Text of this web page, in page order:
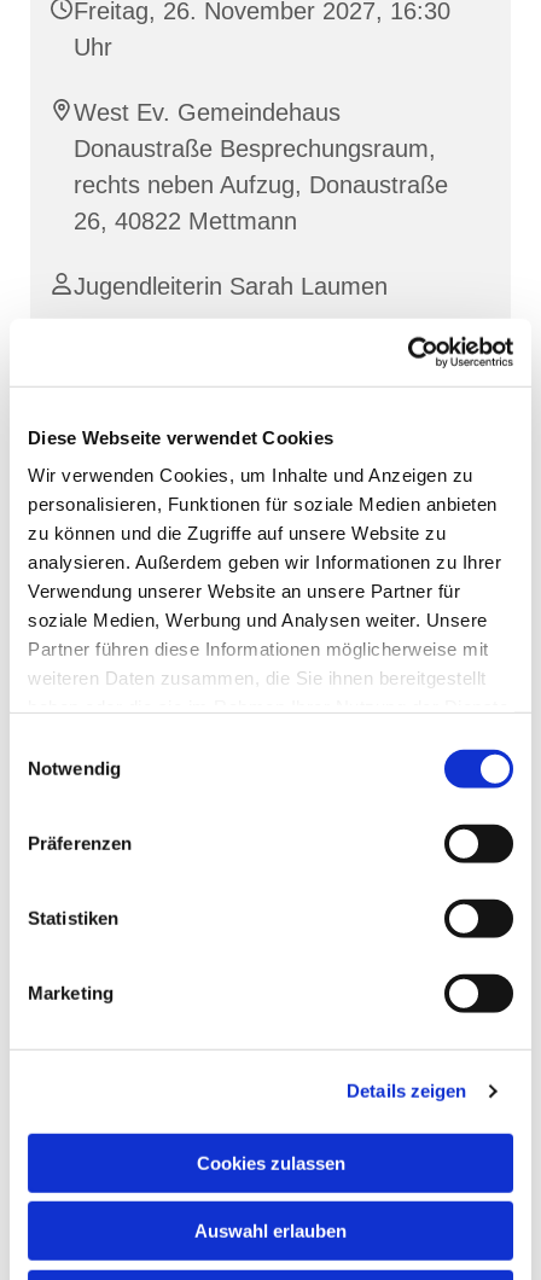
Diese Webseite verwendet Cookies
Wir verwenden Cookies, um Inhalte und Anzeigen zu
personalisieren, Funktionen für soziale Medien anbieten
zu können und die Zugriffe auf unsere Website zu
analysieren. Außerdem geben wir Informationen zu Ihrer
Verwendung unserer Website an unsere Partner für
soziale Medien, Werbung und Analysen weiter. Unsere
Partner führen diese Informationen möglicherweise mit
weiteren Daten zusammen, die Sie ihnen bereitgestellt
Notwendig
Präferenzen
Statistiken
Marketing
Details zeigen
Cookies zulassen
Auswahl erlauben
Freitag, 26. November 2027, 16:30
Uhr
West Ev. Gemeindehaus
Donaustraße Besprechungsraum,
rechts neben Aufzug, Donaustraße
26, 40822 Mettmann
Jugendleiterin Sarah Laumen